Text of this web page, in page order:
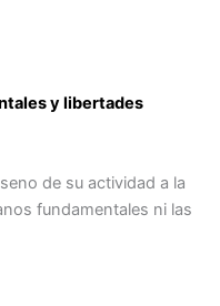
y libertades
de su actividad a la
fundamentales ni las